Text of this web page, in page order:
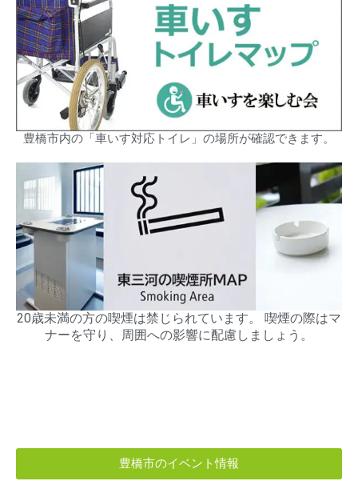
豊橋市内の「車いす対応トイレ」の場所が確認できます。
20歳未満の方の喫煙は禁じられています。 喫煙の際はマ
ナーを守り、周囲への影響に配慮しましょう。
豊橋市のイベント情報